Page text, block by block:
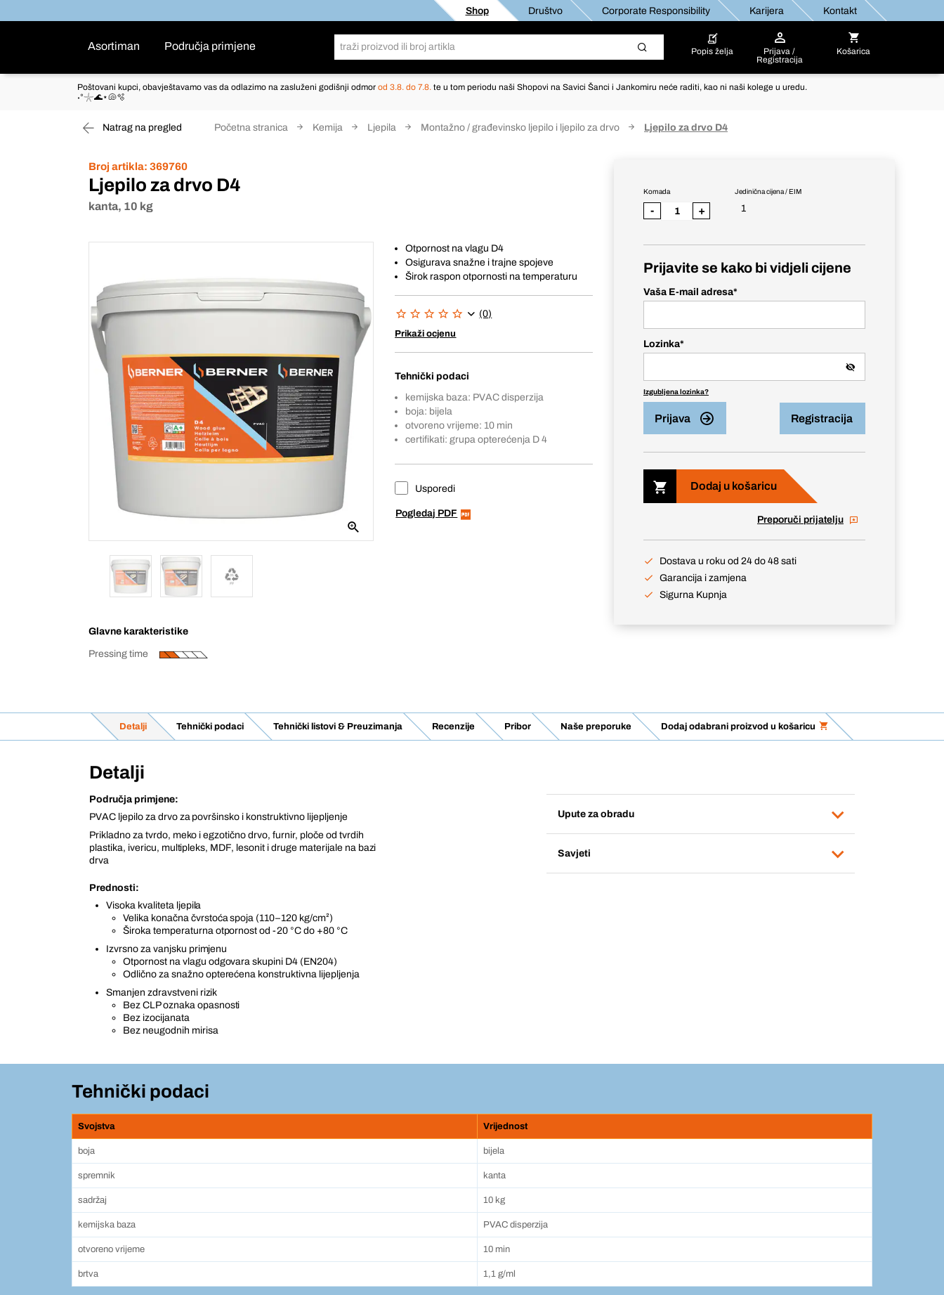
Shop Društvo Corporate Responsibility Karijera Kontakt
Asortiman Područja primjene Popis želja
Prijava /
Registracija
Košarica
Poštovani kupci, obavještavamo vas da odlazimo na zasluženi godišnji odmor od 3.8. do 7.8. te u tom periodu naši Shopovi na Savici Šanci i Jankomiru neće raditi, kao ni naši kolege u uredu.
˖°𓇼🌊⋆🐚🫧
Natrag na pregled Početna stranica Kemija Ljepila Montažno / građevinsko ljepilo i ljepilo za drvo Ljepilo za drvo D4
Broj artikla: 369760
Ljepilo za drvo D4
kanta, 10 kg
Glavne karakteristike
Pressing time
Otpornost na vlagu D4
Osigurava snažne i trajne spojeve
Širok raspon otpornosti na temperaturu
(0)
Prikaži ocjenu
Tehnički podaci
kemijska baza: PVAC disperzija
boja: bijela
otvoreno vrijeme: 10 min
certifikati: grupa opterećenja D 4
Usporedi
Pogledaj PDF
Jedinična cijena / EIM
1
Komada
- +
Prijavite se kako bi vidjeli cijene
Vaša E-mail adresa*
Lozinka*
Izgubljena lozinka?
Prijava Registracija
Dodaj u košaricu
Preporuči prijatelju
Dostava u roku od 24 do 48 sati
Garancija i zamjena
Sigurna Kupnja
Detalji Tehnički podaci Tehnički listovi & Preuzimanja Recenzije Pribor Naše preporuke Dodaj odabrani proizvod u košaricu
Detalji
Područja primjene:
PVAC ljepilo za drvo za površinsko i konstruktivno lijepljenje
Prikladno za tvrdo, meko i egzotično drvo, furnir, ploče od tvrdih
plastika, ivericu, multipleks, MDF, lesonit i druge materijale na bazi
drva
Prednosti:
Visoka kvaliteta ljepila
Velika konačna čvrstoća spoja (110–120 kg/cm²)
Široka temperaturna otpornost od -20 °C do +80 °C
Izvrsno za vanjsku primjenu
Otpornost na vlagu odgovara skupini D4 (EN204)
Odlično za snažno opterećena konstruktivna lijepljenja
Smanjen zdravstveni rizik
Bez CLP oznaka opasnosti
Bez izocijanata
Bez neugodnih mirisa
Upute za obradu
Savjeti
Tehnički podaci
Svojstva Vrijednost
boja bijela
spremnik kanta
sadržaj 10 kg
kemijska baza PVAC disperzija
otvoreno vrijeme 10 min
brtva 1,1 g/ml